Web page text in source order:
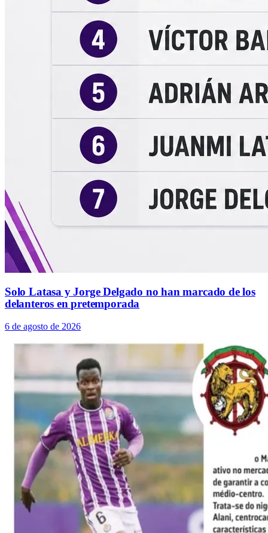
Solo Latasa y Jorge Delgado no han marcado de los
delanteros en pretemporada
6 de agosto de 2026